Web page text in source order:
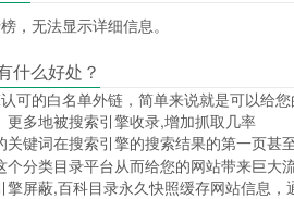
，无法显示详细信息。
什么好处？
认可的白名单外链，简单来说就是可以给
更多地被搜索引擎收录,增加抓取几率
关键词在搜索引擎的搜索结果的第一页甚
个分类目录平台从而给您的网站带来巨大
擎屏蔽,百科目录永久快照缓存网站信息